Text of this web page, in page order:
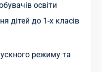
освіти
дітей до 1-х класів
режиму та